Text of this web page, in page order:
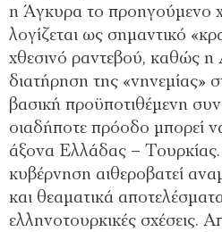
η Άγκυρα το προηγούμενο
λογίζεται ως σημαντικό
χθεσινό ραντεβού, καθώς η
διατήρηση της «νηνεμίας»
βασική προϋποτιθέμενη
οιαδήποτε πρόοδο μπορεί
άξονα Ελλάδας –
κυβέρνηση αιθεροβατεί
και θεαματικά
ελληνοτουρκικές σχέσεις.